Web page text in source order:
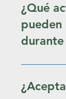
¿Qué
pueden
durante
en
bicicleta,